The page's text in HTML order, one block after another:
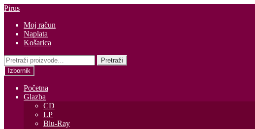
Preskoči
navigaciju
Skoči
sadržaja
Pirus
Moj račun
Naplata
Košarica
Pretraži:
Pretraži
Izbornik
Početna
Glazba
CD
LP
Blu-Ray